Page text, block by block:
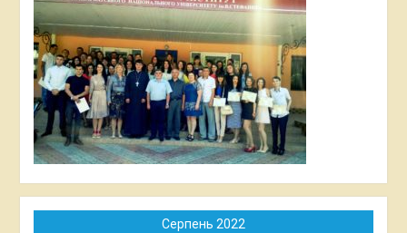
Серпень 2022